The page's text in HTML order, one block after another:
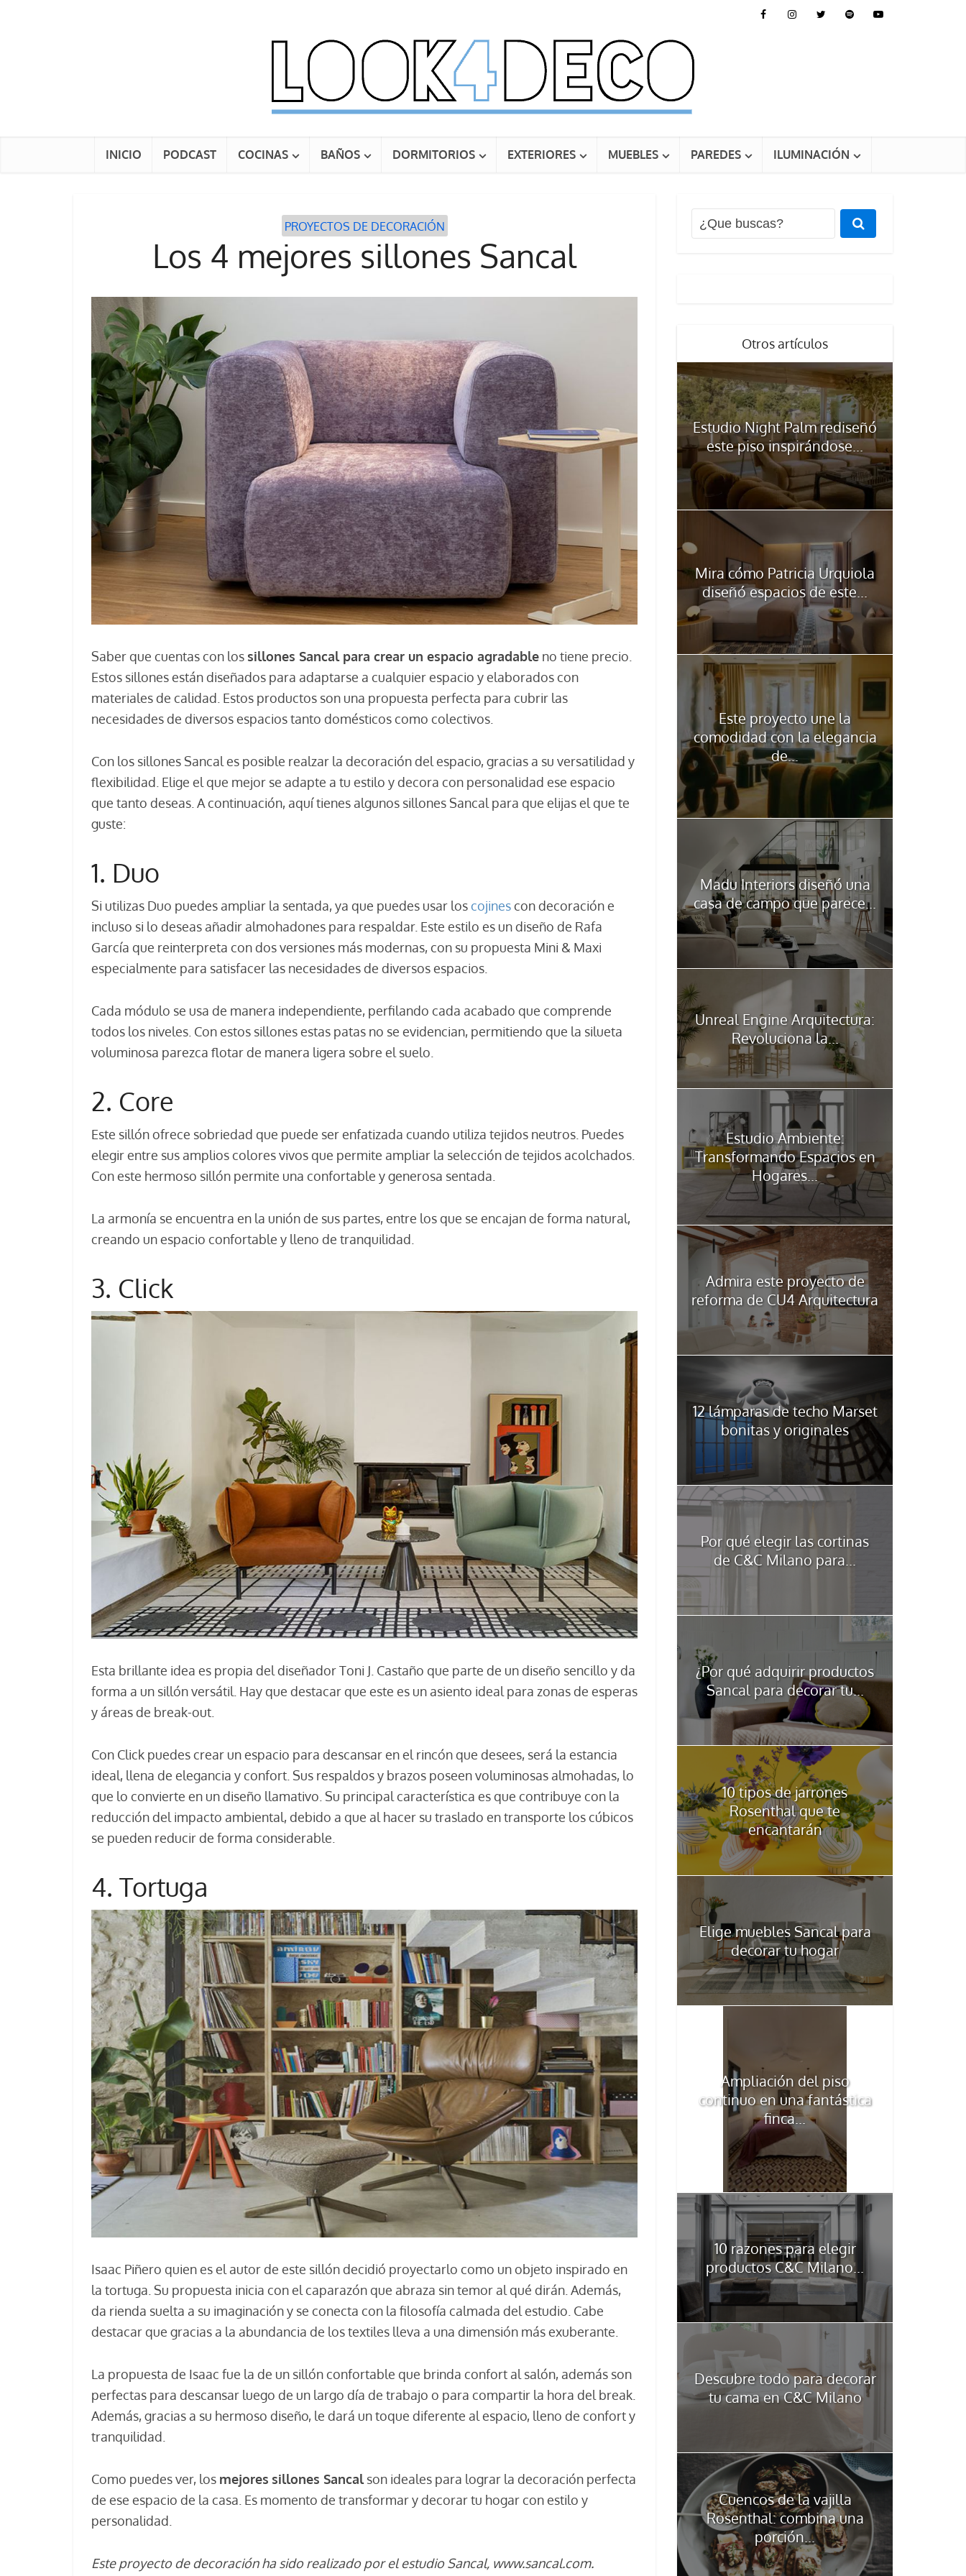
INICIO PODCAST COCINAS BAÑOS DORMITORIOS EXTERIORES MUEBLES PAREDES ILUMINACIÓN
PROYECTOS DE DECORACIÓN
Los 4 mejores sillones Sancal
Saber que cuentas con los sillones Sancal para crear un espacio agradable no tiene precio.
Estos sillones están diseñados para adaptarse a cualquier espacio y elaborados con
materiales de calidad. Estos productos son una propuesta perfecta para cubrir las
necesidades de diversos espacios tanto domésticos como colectivos.
Con los sillones Sancal es posible realzar la decoración del espacio, gracias a su versatilidad y
flexibilidad. Elige el que mejor se adapte a tu estilo y decora con personalidad ese espacio
que tanto deseas. A continuación, aquí tienes algunos sillones Sancal para que elijas el que te
guste:
1. Duo
Si utilizas Duo puedes ampliar la sentada, ya que puedes usar loscojinescon decoración e
incluso si lo deseas añadir almohadones para respaldar. Este estilo es un diseño de Rafa
García que reinterpreta con dos versiones más modernas, con su propuesta Mini & Maxi
especialmente para satisfacer las necesidades de diversos espacios.
Cada módulo se usa de manera independiente, perfilando cada acabado que comprende
todos los niveles. Con estos sillones estas patas no se evidencian, permitiendo que la silueta
voluminosa parezca flotar de manera ligera sobre el suelo.
2. Core
Este sillón ofrece sobriedad que puede ser enfatizada cuando utiliza tejidos neutros. Puedes
elegir entre sus amplios colores vivos que permite ampliar la selección de tejidos acolchados.
Con este hermoso sillón permite una confortable y generosa sentada.
La armonía se encuentra en la unión de sus partes, entre los que se encajan de forma natural,
creando un espacio confortable y lleno de tranquilidad.
3. Click
Esta brillante idea es propia del diseñador Toni J. Castaño que parte de un diseño sencillo y da
forma a un sillón versátil. Hay que destacar que este es un asiento ideal para zonas de esperas
y áreas de break-out.
Con Click puedes crear un espacio para descansar en el rincón que desees, será la estancia
ideal, llena de elegancia y confort. Sus respaldos y brazos poseen voluminosas almohadas, lo
que lo convierte en un diseño llamativo. Su principal característica es que contribuye con la
reducción del impacto ambiental, debido a que al hacer su traslado en transporte los cúbicos
se pueden reducir de forma considerable.
4. Tortuga
Isaac Piñero quien es el autor de este sillón decidió proyectarlo como un objeto inspirado en
la tortuga. Su propuesta inicia con el caparazón que abraza sin temor al qué dirán. Además,
da rienda suelta a su imaginación y se conecta con la filosofía calmada del estudio. Cabe
destacar que gracias a la abundancia de los textiles lleva a una dimensión más exuberante.
La propuesta de Isaac fue la de un sillón confortable que brinda confort al salón, además son
perfectas para descansar luego de un largo día de trabajo o para compartir la hora del break.
Además, gracias a su hermoso diseño, le dará un toque diferente al espacio, lleno de confort y
tranquilidad.
Como puedes ver, los mejores sillones Sancalson ideales para lograr la decoración perfecta
de ese espacio de la casa. Es momento de transformar y decorar tu hogar con estilo y
personalidad.
Este proyecto de decoración ha sido realizado por el estudio Sancal, www.sancal.com.
Otros artículos
Estudio Night Palm rediseñó
este piso inspirándose...
Mira cómo Patricia Urquiola
diseñó espacios de este...
Este proyecto une la
comodidad con la elegancia
de...
Madu Interiors diseñó una
casa de campo que parece...
Unreal Engine Arquitectura:
Revoluciona la...
Estudio Ambiente:
Transformando Espacios en
Hogares...
Admira este proyecto de
reforma de CU4 Arquitectura
12 lámparas de techo Marset
bonitas y originales
Por qué elegir las cortinas
de C&C Milano para...
¿Por qué adquirir productos
Sancal para decorar tu...
10 tipos de jarrones
Rosenthal que te
encantarán
Elige muebles Sancal para
decorar tu hogar
Ampliación del piso
continuo en una fantástica
finca...
10 razones para elegir
productos C&C Milano...
Descubre todo para decorar
tu cama en C&C Milano
Cuencos de la vajilla
Rosenthal: combina una
porción...